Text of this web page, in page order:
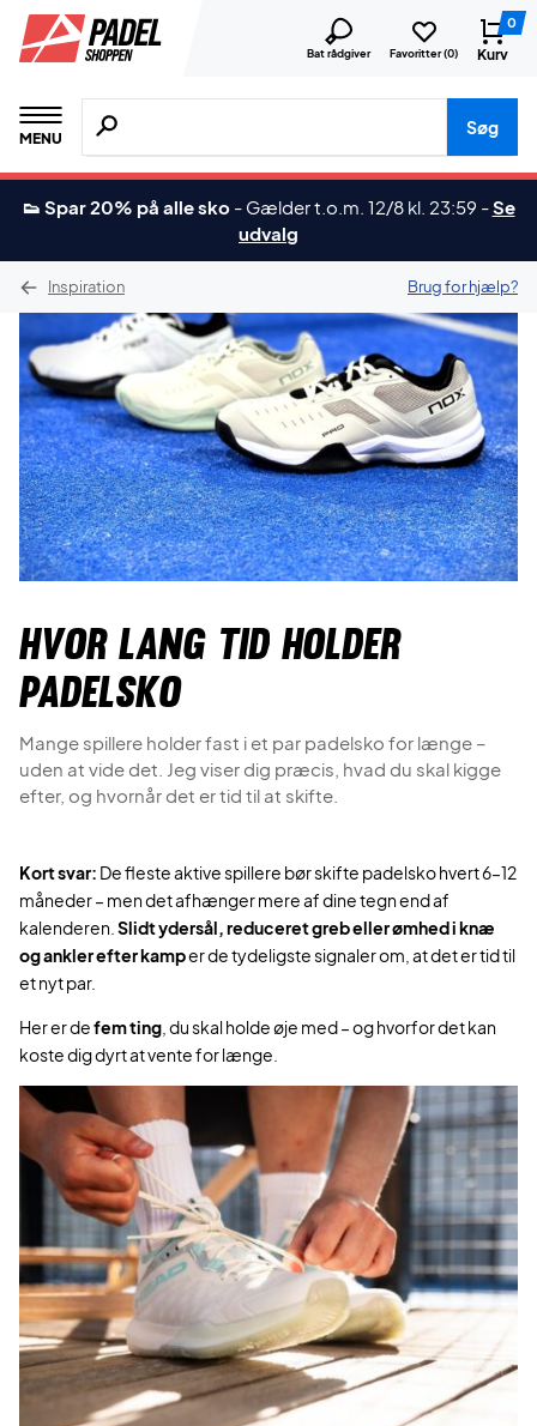
Bat rådgiver Favoritter (0)
0
Kurv
MENU
Søg efter produkter, mærker etc.
Søg
👟 Spar 20% på alle sko - Gælder t.o.m. 12/8 kl. 23:59 -Se
udvalg
Inspiration Brug for hjælp?
Hvor lang tid holder
padelsko
Mange spillere holder fast i et par padelsko for længe –
uden at vide det. Jeg viser dig præcis, hvad du skal kigge
efter, og hvornår det er tid til at skifte.
Kort svar: De fleste aktive spillere bør skifte padelsko hvert 6–12
måneder – men det afhænger mere af dine tegn end af
kalenderen. Slidt ydersål, reduceret greb eller ømhed i knæ
og ankler efter kamper de tydeligste signaler om, at det er tid til
et nyt par.
Her er defem ting , du skal holde øje med – og hvorfor det kan
koste dig dyrt at vente for længe.